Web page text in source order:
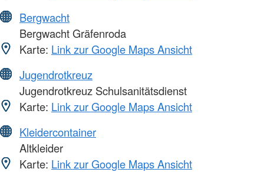
Bergwacht
Bergwacht Gräfenroda
Karte: Link zur Google Maps Ansicht
Jugendrotkreuz
Jugendrotkreuz Schulsanitätsdienst
Karte: Link zur Google Maps Ansicht
Kleidercontainer
Altkleider
Karte: Link zur Google Maps Ansicht